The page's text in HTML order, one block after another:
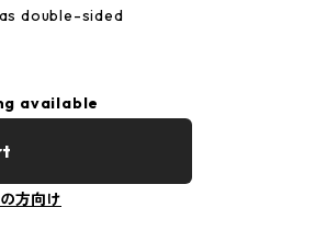
double-sided
available
方向け